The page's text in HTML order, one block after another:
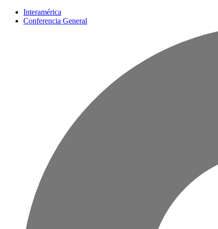
Interamérica
Conferencia General